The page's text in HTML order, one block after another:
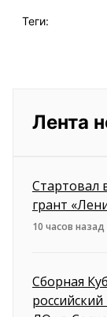
Теги:
Лента
Стартовал
грант
10 часов назад
Сборная